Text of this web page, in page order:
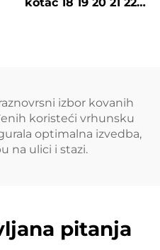
kotače
izbor kovanih
koristeći vrhunsku
optimalna izvedba,
na ulici i stazi.
pitanja